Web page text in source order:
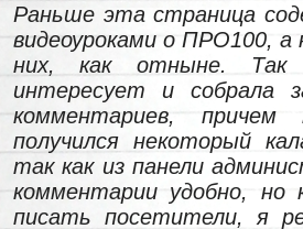
Раньше эта страница
видеоуроками о ПРО100, а
них, как отныне.
интересует и собрала
комментариев,
получился некоторый
так как из панели
комментарии удобно,
писать посетители, я